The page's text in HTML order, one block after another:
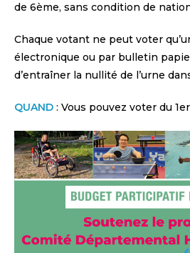
de 6ème, sans condition de
Chaque votant ne peut voter
électronique ou par bulletin
d’entraîner la nullité de l’urne
QUAND : Vous pouvez voter du